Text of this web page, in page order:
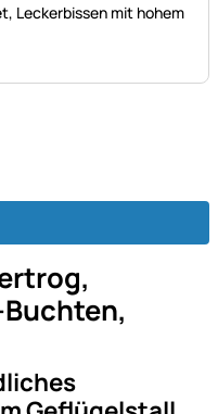
Leckerbissen mit hohem